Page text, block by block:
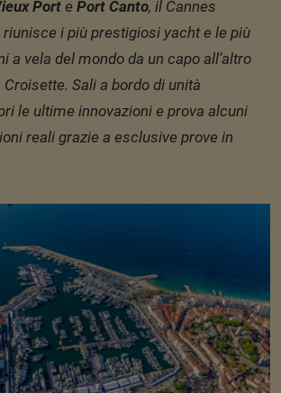
Porte Port Canto, il Cannes
riunisce i più prestigiosi yacht e le più
a vela del mondo da un capo all’altro
Sali a bordo di unità
le ultime innovazioni e prova alcuni
reali grazie a esclusive prove in